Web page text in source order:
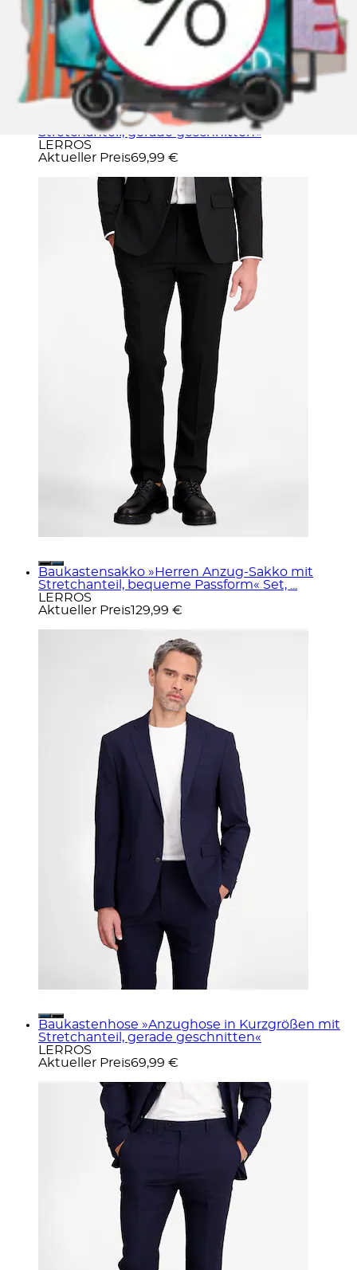
Farben
Baukastenhose »Herren Anzughose mit
Stretchanteil, gerade geschnitten«
LERROS
Aktueller Preis69,99 €
Baukastensakko »Herren Anzug-Sakko mit
Stretchanteil, bequeme Passform« Set, ...
LERROS
Aktueller Preis129,99 €
Baukastenhose »Anzughose in Kurzgrößen mit
Stretchanteil, gerade geschnitten«
LERROS
Aktueller Preis69,99 €